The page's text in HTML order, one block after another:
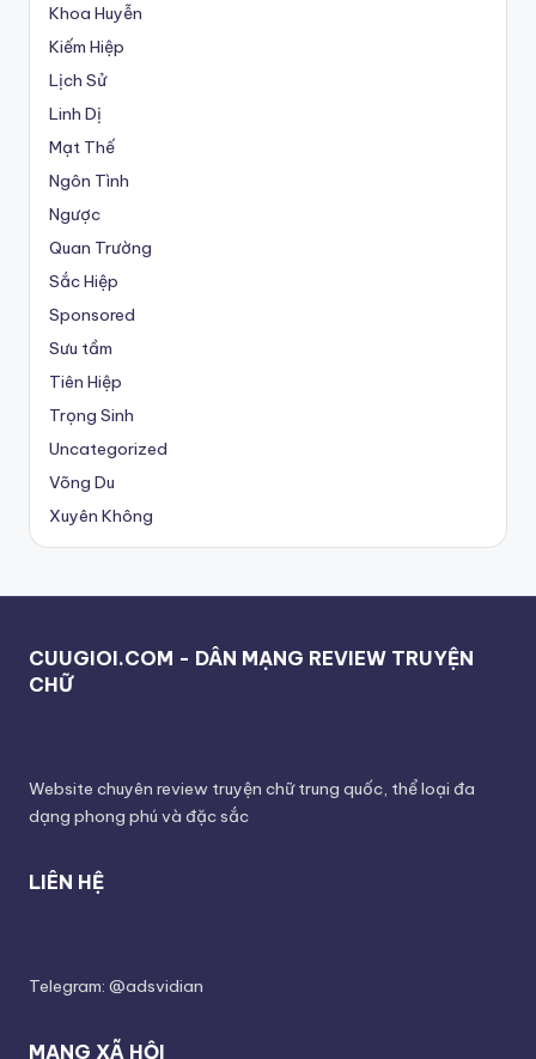
Khoa Huyễn
Kiếm Hiệp
Lịch Sử
Linh Dị
Mạt Thế
Ngôn Tình
Ngược
Quan Trường
Sắc Hiệp
Sponsored
Sưu tầm
Tiên Hiệp
Trọng Sinh
Uncategorized
Võng Du
Xuyên Không
CUUGIOI.COM - DÂN MẠNG REVIEW TRUYỆN
CHỮ
Website chuyên review truyện chữ trung quốc, thể loại đa
dạng phong phú và đặc sắc
LIÊN HỆ
Telegram: @adsvidian
MẠNG XÃ HỘI